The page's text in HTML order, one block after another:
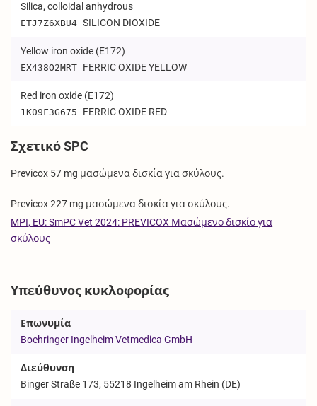
Silica, colloidal anhydrous
ETJ7Z6XBU4SILICON DIOXIDE
Yellow iron oxide (E172)
EX438O2MRT FERRIC OXIDE YELLOW
Red iron oxide (E172)
1K09F3G675 FERRIC OXIDE RED
Σχετικό SPC
Previcox 57 mg μασώμενα δισκία για σκύλους.
Previcox 227 mg μασώμενα δισκία για σκύλους.
MPI, EU: SmPC Vet 2024: PREVICOX Μασώμενο δισκίο για
σκύλους
Υπεύθυνος κυκλοφορίας
Επωνυμία
Boehringer Ingelheim Vetmedica GmbH
Διεύθυνση
Binger Straße 173, 55218 Ingelheim am Rhein (DE)